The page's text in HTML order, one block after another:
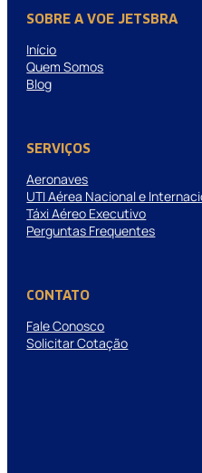
SOBRE A VOE JETSBRA
Início
Quem Somos
Blog
SERVIÇOS
Aeronaves
UTI Aérea Nacional e
Táxi Aéreo Executivo
Perguntas Frequentes
CONTATO
Fale Conosco
Solicitar Cotação